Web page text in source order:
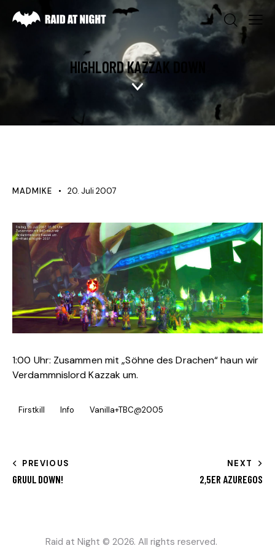
HIGHLORD KAZZAK DOWN
MADMIKE 20. Juli 2007
1:00 Uhr: Zusammen mit „Söhne des Drachen“ haun wir
Verdammnislord Kazzak um.
Firstkill Info Vanilla+TBC@2005
PREVIOUS
GRUUL DOWN!
NEXT
2,5ER AZUREGOS
Raid at Night © 2026. All rights reserved.